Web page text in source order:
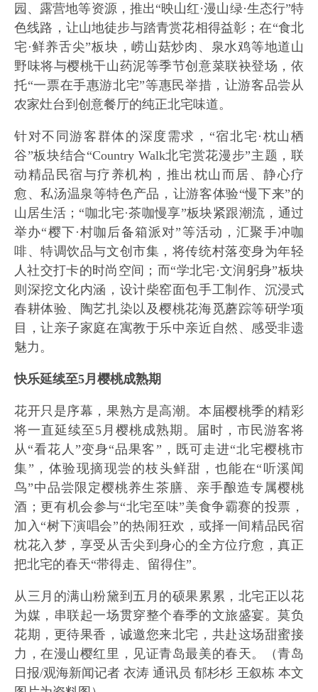
园、露营地等资源，推出“映山红·漫山绿·生态行”特
色线路，让山地徒步与踏青赏花相得益彰；在“食北
宅·鲜养舌尖”板块，崂山菇炒肉、泉水鸡等地道山
野味将与樱桃干山药泥等季节创意菜联袂登场，依
托“一票在手惠游北宅”等惠民举措，让游客品尝从
农家灶台到创意餐厅的纯正北宅味道。
针对不同游客群体的深度需求，“宿北宅·枕山栖
谷”板块结合“Country Walk北宅赏花漫步”主题，联
动精品民宿与疗养机构，推出枕山而居、静心疗
愈、私汤温泉等特色产品，让游客体验“慢下来”的
山居生活；“咖北宅·茶咖慢享”板块紧跟潮流，通过
举办“樱下·村咖后备箱派对”等活动，汇聚手冲咖
啡、特调饮品与文创市集，将传统村落变身为年轻
人社交打卡的时尚空间；而“学北宅·文润躬身”板块
则深挖文化内涵，设计柴窑面包手工制作、沉浸式
春耕体验、陶艺扎染以及樱桃花海觅蘑踪等研学项
目，让亲子家庭在寓教于乐中亲近自然、感受非遗
魅力。
快乐延续至5月樱桃成熟期
花开只是序幕，果熟方是高潮。本届樱桃季的精彩
将一直延续至5月樱桃成熟期。届时，市民游客将
从“看花人”变身“品果客”，既可走进“北宅樱桃市
集”，体验现摘现尝的枝头鲜甜，也能在“听溪闻
鸟”中品尝限定樱桃养生茶膳、亲手酿造专属樱桃
酒；更有机会参与“北宅至味”美食争霸赛的投票，
加入“树下演唱会”的热闹狂欢，或择一间精品民宿
枕花入梦，享受从舌尖到身心的全方位疗愈，真正
把北宅的春天“带得走、留得住”。
从三月的满山粉黛到五月的硕果累累，北宅正以花
为媒，串联起一场贯穿整个春季的文旅盛宴。莫负
花期，更待果香，诚邀您来北宅，共赴这场甜蜜接
力，在漫山樱红里，见证青岛最美的春天。（青岛
日报/观海新闻记者 衣涛 通讯员 郁杉杉 王叙栋 本文